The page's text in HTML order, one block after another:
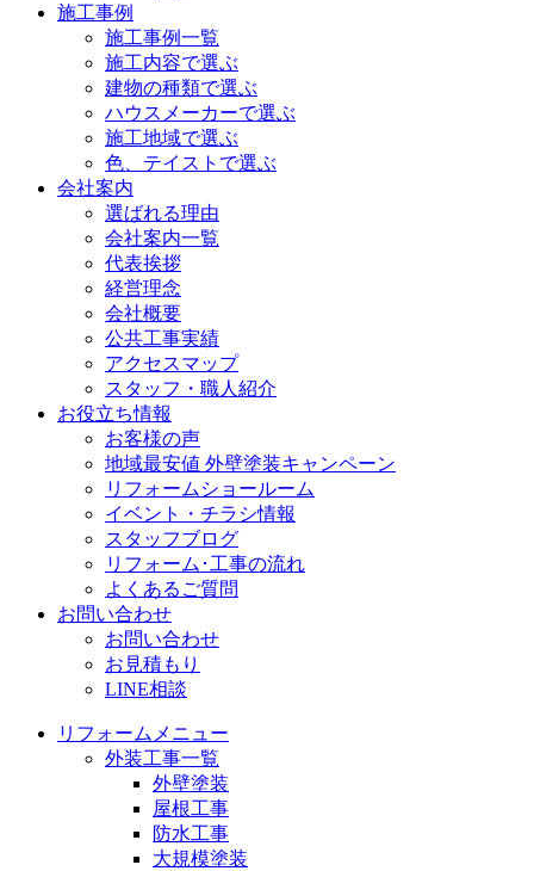
施工事例
施工事例一覧
施工内容で選ぶ
建物の種類で選ぶ
ハウスメーカーで選ぶ
施工地域で選ぶ
色、テイストで選ぶ
会社案内
選ばれる理由
会社案内一覧
代表挨拶
経営理念
会社概要
公共工事実績
アクセスマップ
スタッフ・職人紹介
お役立ち情報
お客様の声
地域最安値 外壁塗装キャンペーン
リフォームショールーム
イベント・チラシ情報
スタッフブログ
リフォーム･工事の流れ
よくあるご質問
お問い合わせ
お問い合わせ
お見積もり
LINE相談
リフォームメニュー
外装工事一覧
外壁塗装
屋根工事
防水工事
大規模塗装